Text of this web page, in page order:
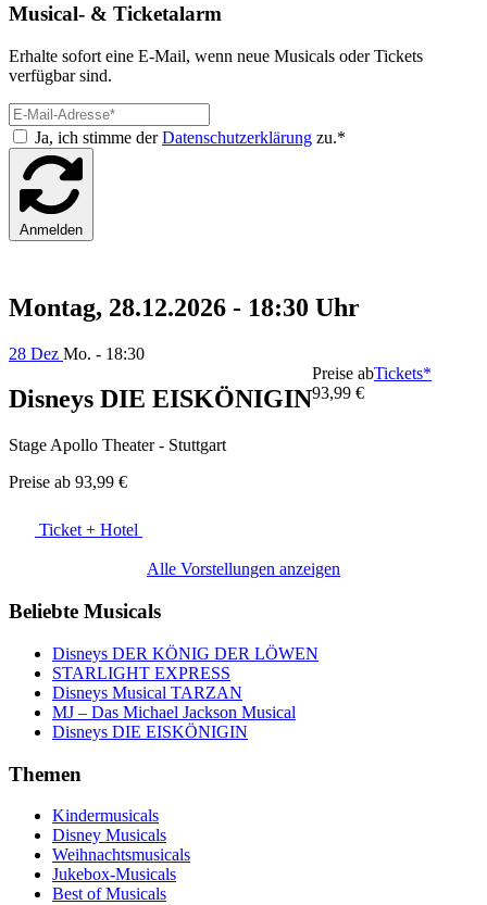
Musical- & Ticketalarm
Erhalte sofort eine E-Mail, wenn neue Musicals oder Tickets
verfügbar sind.
Ja, ich stimme derDatenschutzerklärung zu.*
Anmelden
Montag, 28.12.2026 - 18:30 Uhr
28 Dez Mo. - 18:30
Disneys DIE EISKÖNIGIN
Stage Apollo Theater - Stuttgart
Preise ab 93,99 €
Preise ab
93,99 €
Tickets*
Ticket + Hotel
Alle Vorstellungen anzeigen
Beliebte Musicals
Disneys DER KÖNIG DER LÖWEN
STARLIGHT EXPRESS
Disneys Musical TARZAN
MJ – Das Michael Jackson Musical
Disneys DIE EISKÖNIGIN
Themen
Kindermusicals
Disney Musicals
Weihnachtsmusicals
Jukebox-Musicals
Best of Musicals